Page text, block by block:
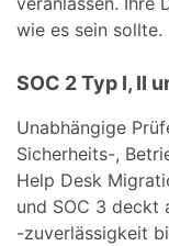
wie es sein sollte.
SOC 2 Typ I, II
Unabhängige
Sicherheits-,
Help Desk
und SOC 3 deckt
-zuverlässigkeit